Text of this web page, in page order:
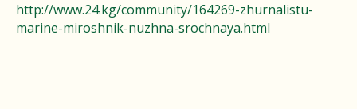
http://www.24.kg/community/164269-zhurnalistu-
marine-miroshnik-nuzhna-srochnaya.html